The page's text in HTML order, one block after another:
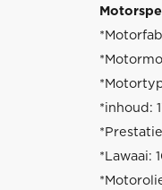
*inhoud:
*Lawaai: